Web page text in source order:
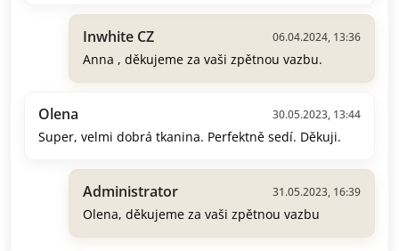
Inwhite CZ 06.04.2024, 13:36
Anna , děkujeme za vaši zpětnou vazbu.
Olena 30.05.2023, 13:44
Super, velmi dobrá tkanina. Perfektně sedí. Děkuji.
Administrator 31.05.2023, 16:39
Olena, děkujeme za vaši zpětnou vazbu